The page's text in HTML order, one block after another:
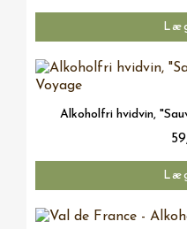
Alkoholfri hvidvin,